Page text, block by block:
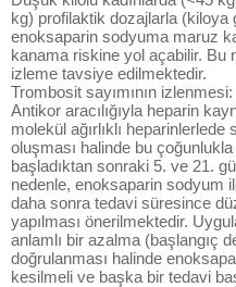
kg) profilaktik dozajlarla (kiloya
enoksaparin sodyuma maruz
kanama riskine yol açabilir. Bu
izleme tavsiye edilmektedir.
Trombosit sayımının izlenmesi:
Antikor aracılığıyla heparin
molekül ağırlıklı
oluşması halinde bu
başladıktan sonraki 5. ve 21.
nedenle, enoksaparin sodyum
daha sonra tedavi süresince
yapılması önerilmektedir.
anlamlı bir azalma (başlangıç
doğrulanması halinde
kesilmeli ve başka bir tedavi